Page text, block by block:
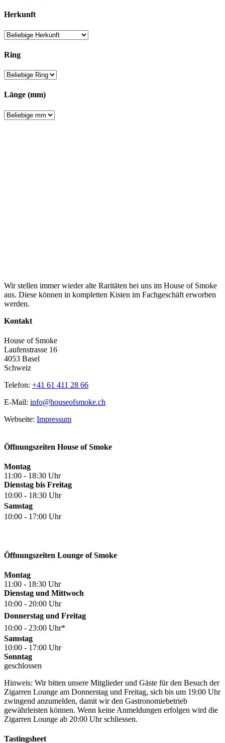
Herkunft
Ring
Länge (mm)
Wir stellen immer wieder alte Raritäten bei uns im House of Smoke
aus. Diese können in kompletten Kisten im Fachgeschäft erworben
werden.
Kontakt
House of Smoke
Laufenstrasse 16
4053 Basel
Schweiz
Telefon: +41 61 411 28 66
E-Mail: info@houseofsmoke.ch
Webseite: Impressum
Öffnungszeiten House of Smoke
Montag
11:00 - 18:30 Uhr
Dienstag bis Freitag
10:00 - 18:30 Uhr
Samstag
10:00 - 17:00 Uhr
Öffnungszeiten Lounge of Smoke
Montag
11:00 - 18:30 Uhr
Dienstag und Mittwoch
10:00 - 20:00 Uhr
Donnerstag und Freitag
10:00 - 23:00 Uhr*
Samstag
10:00 - 17:00 Uhr
Sonntag
geschlossen
Hinweis: Wir bitten unsere Mitglieder und Gäste für den Besuch der
Zigarren Lounge am Donnerstag und Freitag, sich bis um 19:00 Uhr
zwingend anzumelden, damit wir den Gastronomiebetrieb
gewährleisten können. Wenn keine Anmeldungen erfolgen wird die
Zigarren Lounge ab 20:00 Uhr schliessen.
Tastingsheet